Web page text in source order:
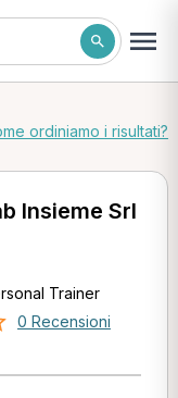
ordiniamo i risultati?
Insieme Srl
Trainer
0 Recensioni